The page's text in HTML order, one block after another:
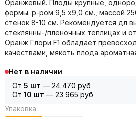
Оранжевый. Плоды крупные,
формы. р-ром 9,5 х9,0 см., массой
стенок 8-10 см. Рекомендуется дл
стеклянны-/пленочных теплицах и
Оранж Глори F1 обладает
качествами, мякоть плода
Нет в наличии
От 5 шт — 24 470 руб
От 10 шт — 23 965 руб
Упаковка